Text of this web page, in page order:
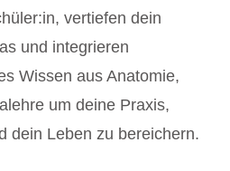
vertiefen dein
und integrieren
Wissen aus Anatomie,
um deine Praxis,
dein Leben zu bereichern.